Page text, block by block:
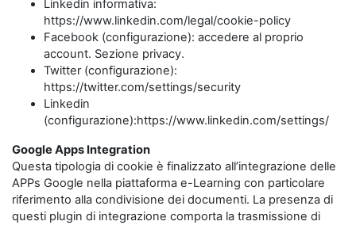
Linkedin informativa:
https://www.linkedin.com/legal/cookie-policy
Facebook (configurazione): accedere al proprio
account. Sezione privacy.
Twitter (configurazione):
https://twitter.com/settings/security
Linkedin
(configurazione):https://www.linkedin.com/settings/
Google Apps Integration
Questa tipologia di cookie è finalizzato all’integrazione delle
APPs Google nella piattaforma e-Learning con particolare
riferimento alla condivisione dei documenti. La presenza di
questi plugin di integrazione comporta la trasmissione di